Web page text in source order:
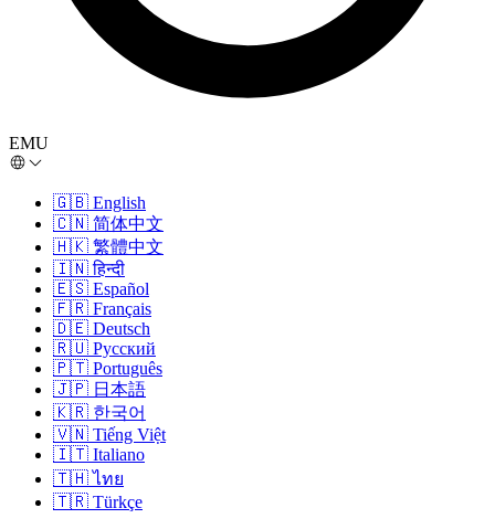
EMU
🇬🇧 English
🇨🇳 简体中文
🇭🇰 繁體中文
🇮🇳 हिन्दी
🇪🇸 Español
🇫🇷 Français
🇩🇪 Deutsch
🇷🇺 Русский
🇵🇹 Português
🇯🇵 日本語
🇰🇷 한국어
🇻🇳 Tiếng Việt
🇮🇹 Italiano
🇹🇭 ไทย
🇹🇷 Türkçe